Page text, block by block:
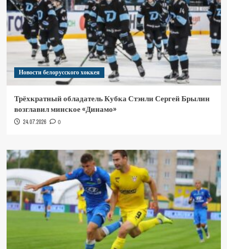
Новости белорусского хоккея
Трёхкратный обладатель Кубка Стэнли Сергей Брылин
возглавил минское «Динамо»
24.07.2026 0